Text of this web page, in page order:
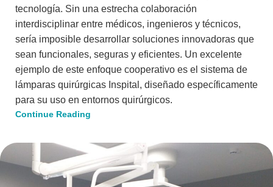
tecnología. Sin una estrecha colaboración
interdisciplinar entre médicos, ingenieros y técnicos,
sería imposible desarrollar soluciones innovadoras que
sean funcionales, seguras y eficientes. Un excelente
ejemplo de este enfoque cooperativo es el sistema de
lámparas quirúrgicas Inspital, diseñado específicamente
para su uso en entornos quirúrgicos.
Continue Reading